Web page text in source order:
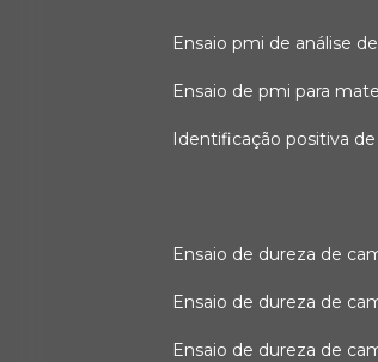
ensaio pmi de análise
ensaio de pmi para
identificação positiva
ensaio de dureza de
ensaio de dureza de
ensaio de dureza de